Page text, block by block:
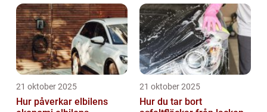
21 oktober 2025
Hur påverkar elbilens
21 oktober 2025
Hur du tar bort